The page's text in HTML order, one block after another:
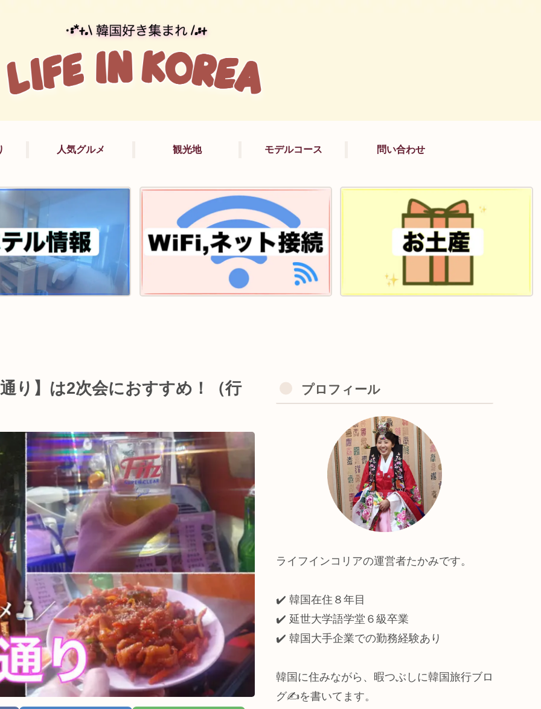
人気グルメ 観光地 モデルコース 問い合わせ
り】は2次会におすすめ！（行 プロフィール
ライフインコリアの運営者たかみです。
✔️ 韓国在住８年目
✔️ 延世大学語学堂６級卒業
✔️ 韓国大手企業での勤務経験あり
韓国に住みながら、暇つぶしに韓国旅行ブロ
グ✍️を書いてます。